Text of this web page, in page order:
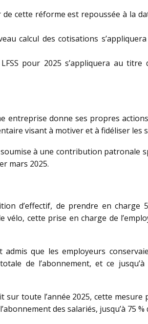
cette réforme est repoussée à la
calcul des cotisations
pour 2025 s’appliquera au titre
entreprise donne ses propres
visant à motiver et à fidéliser les
à une contribution patronale
mars 2025.
d’effectif, de prendre en charge
cette prise en charge de
que les employeurs
de l’abonnement, et ce
sur toute l’année 2025, cette
des salariés, jusqu’à 75